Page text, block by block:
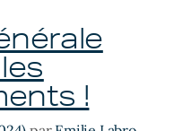
du COMIDENT – 30 MAI
!